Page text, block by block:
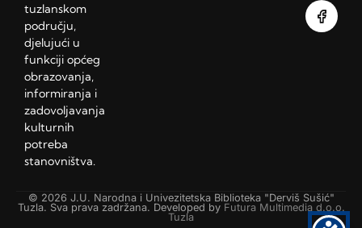
tuzlanskom
području,
djelujući u
funkciji općeg
obrazovanja,
informiranja i
zadovoljavanja
kulturnih
potreba
stanovništva.
© 2026 J.U. Narodna i Univezitetska Biblioteka "Derviš Sušić"
Tuzla. Sva prava zadržana. Developed by Futura Multimedia d.o.o.
Tuzla